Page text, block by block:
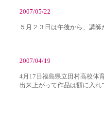
2007/05/22
５月２３日は午後から、講
2007/04/19
4月17日福島県立田村高校体
出来上がって作品は額に入れ